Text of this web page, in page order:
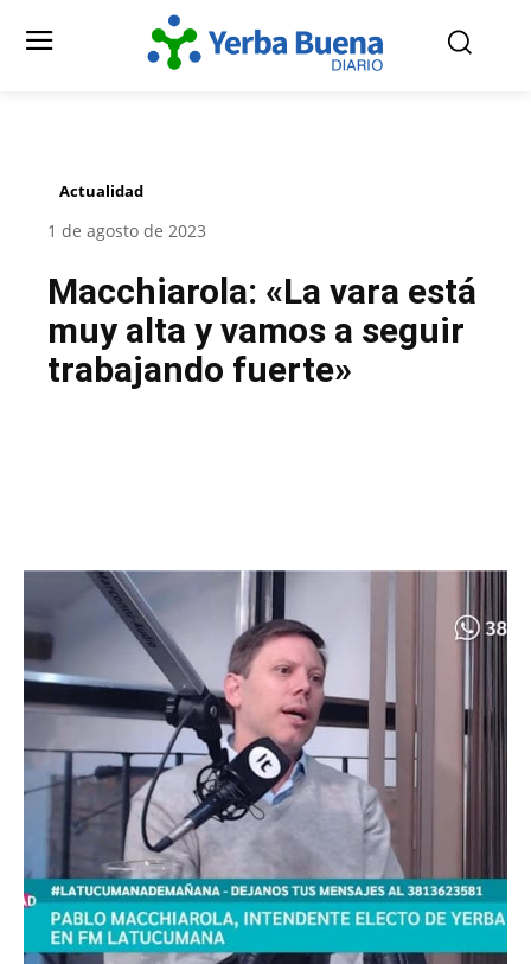
Actualidad
1 de agosto de 2023
Macchiarola: «La vara está
muy alta y vamos a seguir
trabajando fuerte»